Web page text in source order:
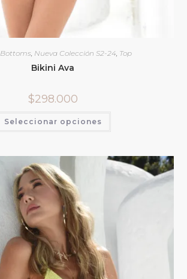
Bottoms Nueva Colección S2-24 Top
Bikini Ava
$298.000
Seleccionar opciones